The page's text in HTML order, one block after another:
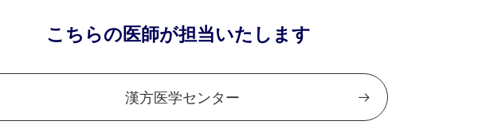
こちらの医師が担当いたします
漢方医学センター